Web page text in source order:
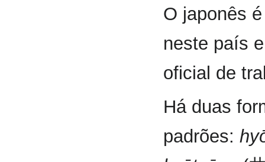
O japonês
neste país
oficial de
Há duas
padrões: